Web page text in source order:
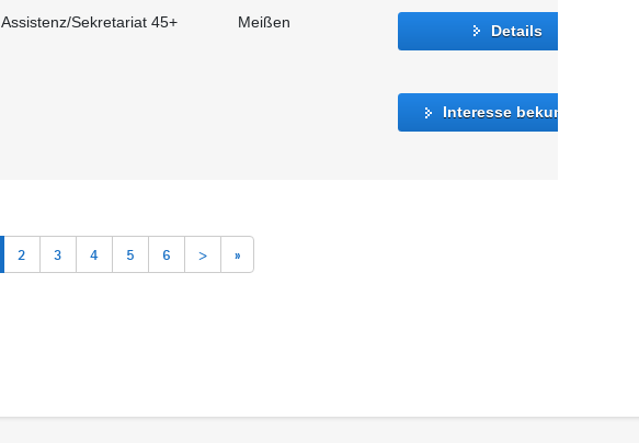
Assistenz/Sekretariat 45+ Meißen Details
Interesse bekunden
2 3 4 5 6 > »